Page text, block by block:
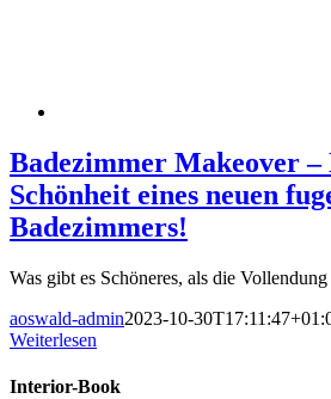
Badezimmer Makeover –
Schönheit eines neuen
Badezimmers!
Was gibt es Schöneres, als die
aoswald-admin2023-10-
Weiterlesen
Interior-Book